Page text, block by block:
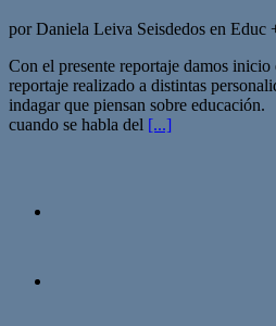
por Daniela Leiva Seisdedos en Educ
Con el presente reportaje damos inicio
reportaje realizado a distintas
indagar que piensan sobre
cuando se habla del [...]